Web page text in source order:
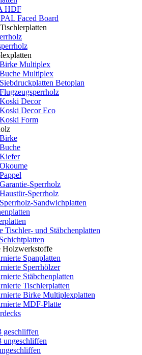
HDF
Faced Board
Birke Multiplex
Buche Multiplex
Siebdruckplatten Betoplan
Flugzeugsperrholz
Koski Decor
Koski Decor Eco
Koski Form
Birke
Buche
Kiefer
Okoume
Pappel
Garantie-Sperrholz
Haustür-Sperrholz
Sperrholz-Sandwichplatten
Tischler- und Stäbchenplatten
Holzwerkstoffe
Spanplatten
Sperrhölzer
Stäbchenplatten
Tischlerplatten
Birke Multiplexplatten
MDF-Platte
geschliffen
ungeschliffen